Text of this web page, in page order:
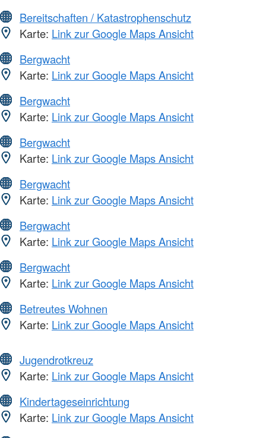
Bereitschaften / Katastrophenschutz
Karte: Link zur Google Maps Ansicht
Bergwacht
Karte: Link zur Google Maps Ansicht
Bergwacht
Karte: Link zur Google Maps Ansicht
Bergwacht
Karte: Link zur Google Maps Ansicht
Bergwacht
Karte: Link zur Google Maps Ansicht
Bergwacht
Karte: Link zur Google Maps Ansicht
Bergwacht
Karte: Link zur Google Maps Ansicht
Betreutes Wohnen
Karte: Link zur Google Maps Ansicht
Jugendrotkreuz
Karte: Link zur Google Maps Ansicht
Kindertageseinrichtung
Karte: Link zur Google Maps Ansicht